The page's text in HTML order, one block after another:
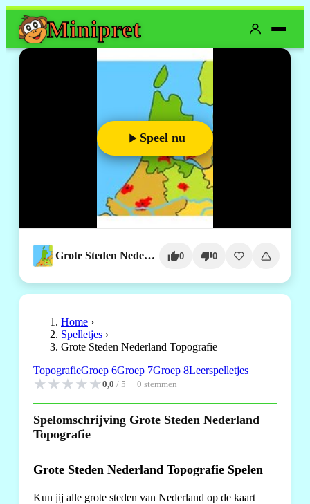
Minipret
Speel nu
Grote Steden Nederland Topografie 0 0
Home ›
Spelletjes ›
Grote Steden Nederland Topografie
TopografieGroep 6Groep 7Groep 8Leerspelletjes
★★★★★0,0 / 5 · 0 stemmen
Spelomschrijving Grote Steden Nederland
Topografie
Grote Steden Nederland Topografie Spelen
Kun jij alle grote steden van Nederland op de kaart